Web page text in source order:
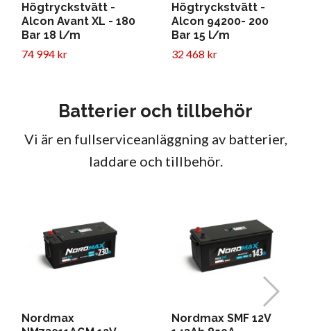
Högtryckstvätt -
Alcon Avant XL - 180
Bar 18 l/m
74 994 kr
Högtryckstvätt -
Alcon 94200- 200
Bar 15 l/m
32 468 kr
Batterier och tillbehör
Vi är en fullserviceanläggning av batterier,
laddare och tillbehör.
Nordmax
Nordmax SMF 12V